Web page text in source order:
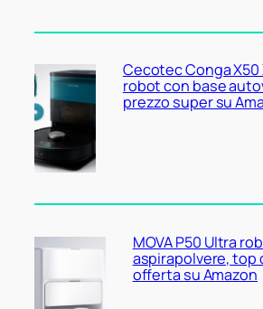
Cecotec Conga X50
robot con base
prezzo super su
MOVA P50 Ultra
aspirapolvere, top
offerta su Amazon